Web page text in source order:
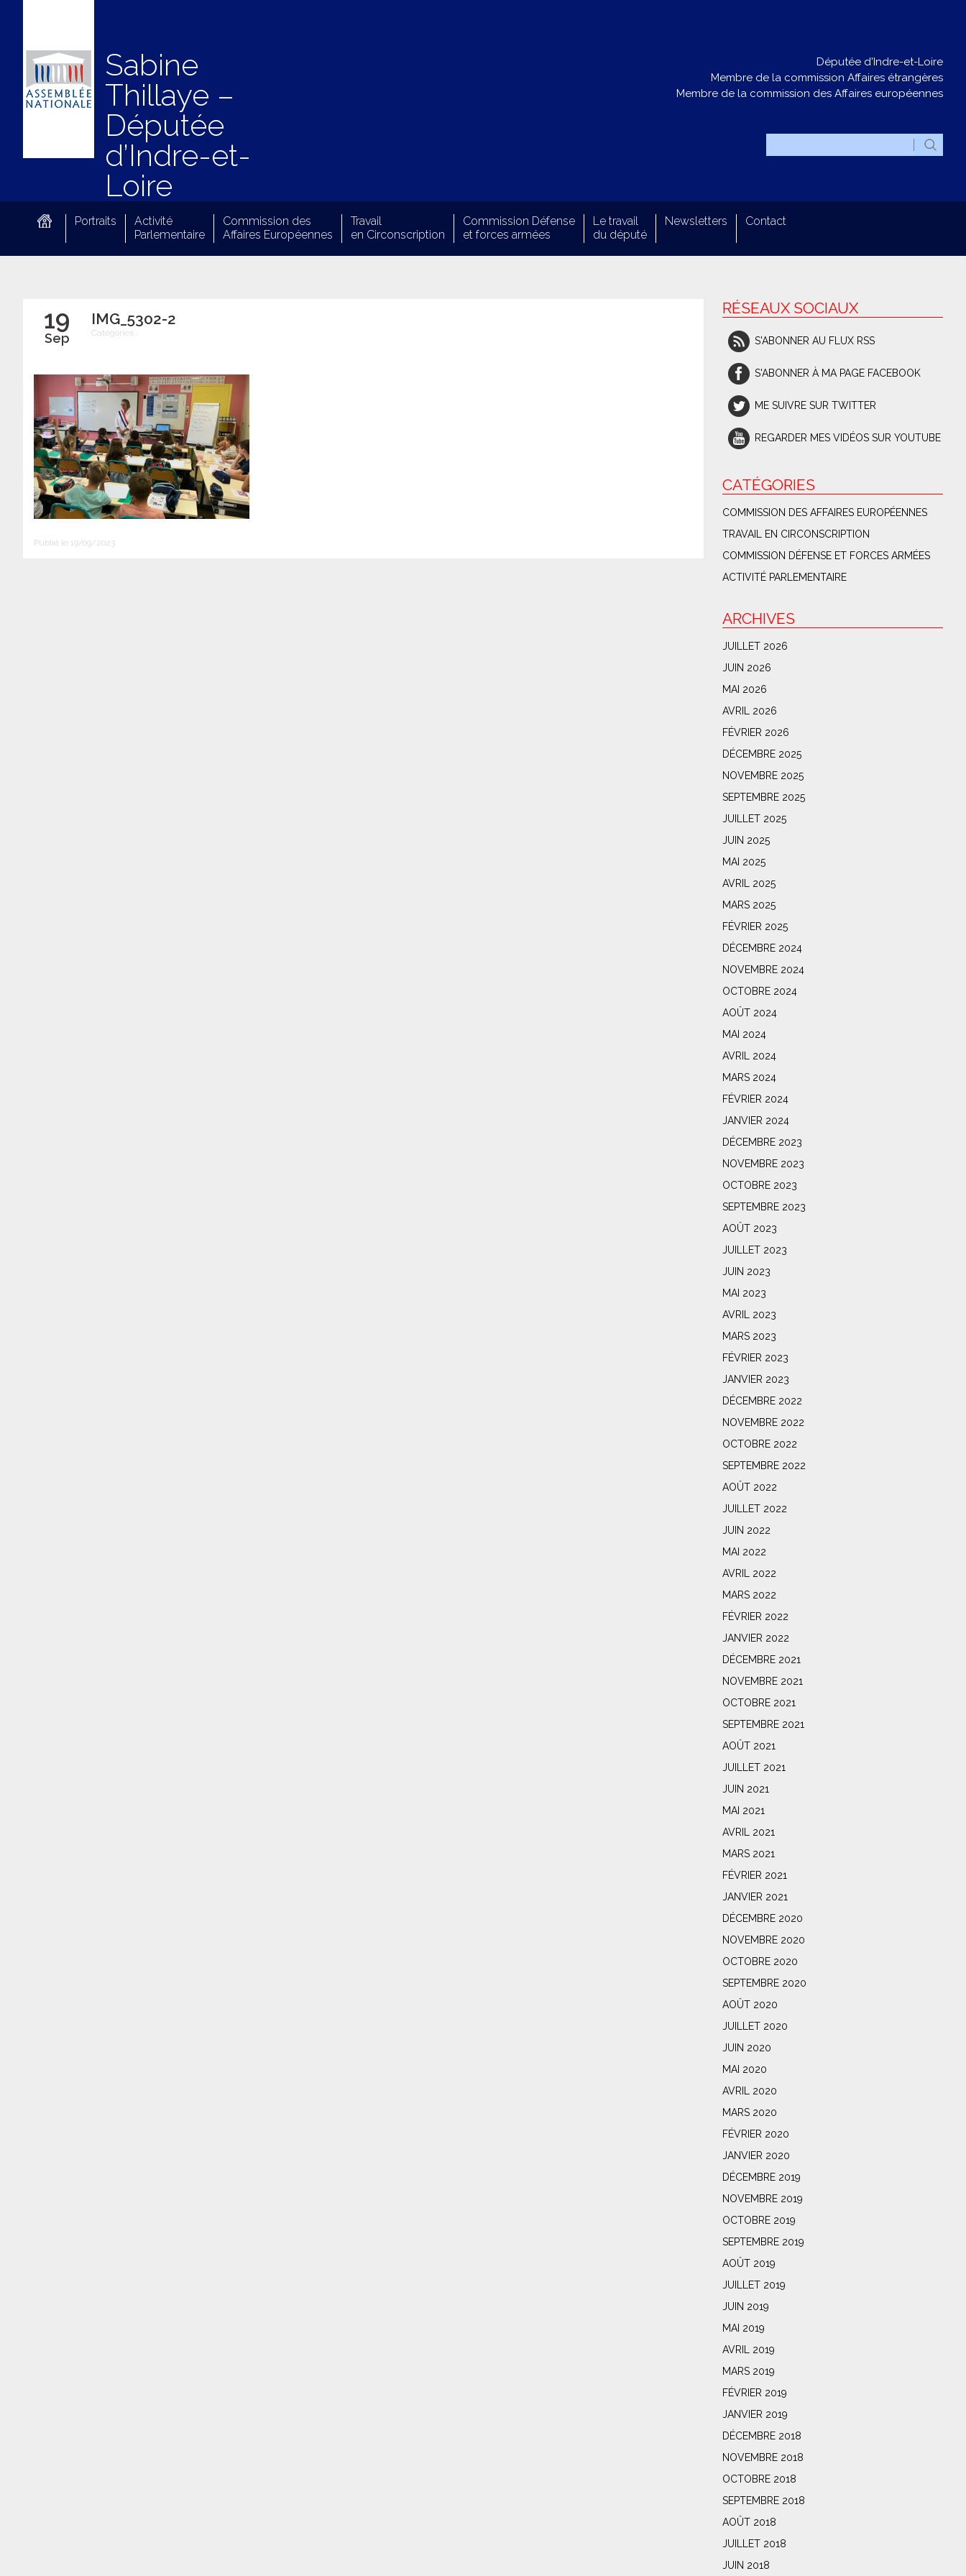
Sabine
Thillaye –
Députée
d’Indre-et-
Loire
Députée d'Indre-et-Loire
Membre de la commission Affaires étrangères
Membre de la commission des Affaires européennes
Portraits
Activité
Parlementaire
Commission des
Affaires Européennes
Travail
en Circonscription
Commission Défense
et forces armées
Le travail
du député
Newsletters Contact
19
Sep
IMG_5302-2
Catégories :
Publié le 19/09/2023
RÉSEAUX SOCIAUX
S'ABONNER AU FLUX RSS
S'ABONNER À MA PAGE FACEBOOK
ME SUIVRE SUR TWITTER
REGARDER MES VIDÉOS SUR YOUTUBE
CATÉGORIES
COMMISSION DES AFFAIRES EUROPÉENNES
TRAVAIL EN CIRCONSCRIPTION
COMMISSION DÉFENSE ET FORCES ARMÉES
ACTIVITÉ PARLEMENTAIRE
ARCHIVES
JUILLET 2026
JUIN 2026
MAI 2026
AVRIL 2026
FÉVRIER 2026
DÉCEMBRE 2025
NOVEMBRE 2025
SEPTEMBRE 2025
JUILLET 2025
JUIN 2025
MAI 2025
AVRIL 2025
MARS 2025
FÉVRIER 2025
DÉCEMBRE 2024
NOVEMBRE 2024
OCTOBRE 2024
AOÛT 2024
MAI 2024
AVRIL 2024
MARS 2024
FÉVRIER 2024
JANVIER 2024
DÉCEMBRE 2023
NOVEMBRE 2023
OCTOBRE 2023
SEPTEMBRE 2023
AOÛT 2023
JUILLET 2023
JUIN 2023
MAI 2023
AVRIL 2023
MARS 2023
FÉVRIER 2023
JANVIER 2023
DÉCEMBRE 2022
NOVEMBRE 2022
OCTOBRE 2022
SEPTEMBRE 2022
AOÛT 2022
JUILLET 2022
JUIN 2022
MAI 2022
AVRIL 2022
MARS 2022
FÉVRIER 2022
JANVIER 2022
DÉCEMBRE 2021
NOVEMBRE 2021
OCTOBRE 2021
SEPTEMBRE 2021
AOÛT 2021
JUILLET 2021
JUIN 2021
MAI 2021
AVRIL 2021
MARS 2021
FÉVRIER 2021
JANVIER 2021
DÉCEMBRE 2020
NOVEMBRE 2020
OCTOBRE 2020
SEPTEMBRE 2020
AOÛT 2020
JUILLET 2020
JUIN 2020
MAI 2020
AVRIL 2020
MARS 2020
FÉVRIER 2020
JANVIER 2020
DÉCEMBRE 2019
NOVEMBRE 2019
OCTOBRE 2019
SEPTEMBRE 2019
AOÛT 2019
JUILLET 2019
JUIN 2019
MAI 2019
AVRIL 2019
MARS 2019
FÉVRIER 2019
JANVIER 2019
DÉCEMBRE 2018
NOVEMBRE 2018
OCTOBRE 2018
SEPTEMBRE 2018
AOÛT 2018
JUILLET 2018
JUIN 2018